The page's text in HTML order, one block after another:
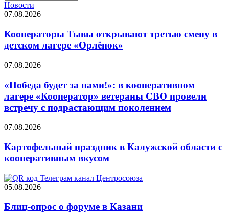
Новости
07.08.2026
Кооператоры Тывы открывают третью смену в
детском лагере «Орлёнок»
07.08.2026
«Победа будет за нами!»: в кооперативном
лагере «Кооператор» ветераны СВО провели
встречу с подрастающим поколением
07.08.2026
Картофельный праздник в Калужской области с
кооперативным вкусом
05.08.2026
Блиц-опрос о форуме в Казани